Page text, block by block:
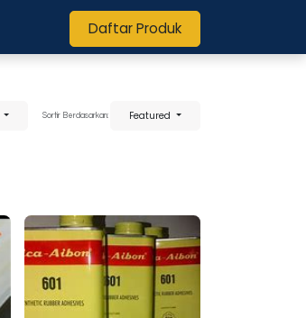
Daftar Produk
Sortir Berdasarkan: Featured